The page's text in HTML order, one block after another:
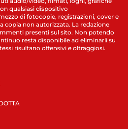
qualsiasi dispositivo
di fotocopie, registrazioni, cover e
copia non autorizzata. La redazione
presenti sul sito. Non potendo
resta disponibile ad eliminarli su
risultano offensivi e oltraggiosi.